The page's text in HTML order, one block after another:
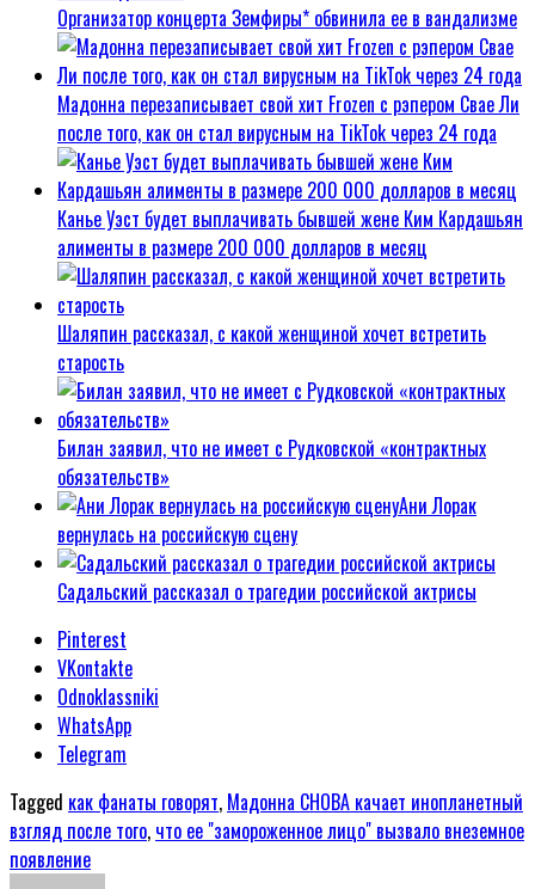
Организатор концерта Земфиры* обвинила ее в вандализме
Мадонна перезаписывает свой хит Frozen с рэпером Свае Ли
после того, как он стал вирусным на TikTok через 24 года
Канье Уэст будет выплачивать бывшей жене Ким Кардашьян
алименты в размере 200 000 долларов в месяц
Шаляпин рассказал, с какой женщиной хочет встретить
старость
Билан заявил, что не имеет с Рудковской «контрактных
обязательств»
Ани Лорак
вернулась на российскую сцену
Садальский рассказал о трагедии российской актрисы
Pinterest
VKontakte
Odnoklassniki
WhatsApp
Telegram
Tagged как фанаты говорят, Мадонна СНОВА качает инопланетный
взгляд после того, что ее "замороженное лицо" вызвало внеземное
появление